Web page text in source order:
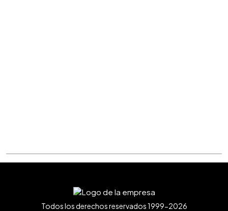
Todos los derechos reservados 1999-2026